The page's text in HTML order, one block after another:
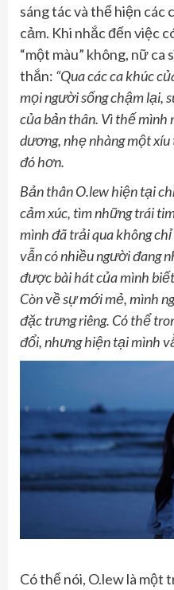
sáng tác và thể hiện các
cảm. Khi nhắc đến việc
“một màu” không, nữ ca
thắn: “Qua các ca khúc
mọi người sống chậm lại,
của bản thân. Vì thế mình
dương, nhẹ nhàng một
đó hơn.
Bản thân O.lew hiện tại
cảm xúc, tìm những trái
mình đã trải qua không
vẫn có nhiều người đang
được bài hát của mình
Còn về sự mới mẻ, mình
đặc trưng riêng. Có thể
đổi, nhưng hiện tại mình
Có thể nói, O.lew là một